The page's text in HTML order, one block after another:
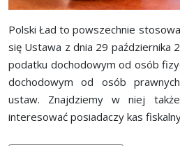
Polski Ład to powszechnie
się Ustawa z dnia 29 października
podatku dochodowym od osób
dochodowym od osób
ustaw. Znajdziemy w niej
interesować posiadaczy kas